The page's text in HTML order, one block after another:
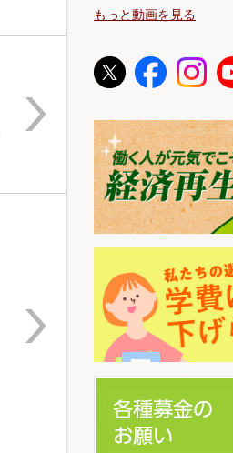
もっと動画を見る